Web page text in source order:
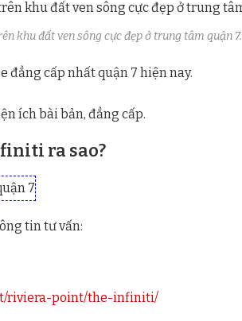
khu đất ven sông cực đẹp ở trung tâm quận 7.
ra sao?
tin tư vấn:
riviera-point/the-infiniti/